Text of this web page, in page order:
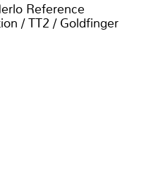
Reference
/ TT2 / Goldfinger